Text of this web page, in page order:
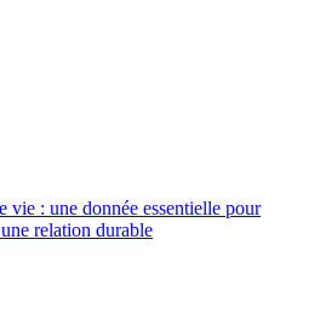
vie : une donnée essentielle pour
relation durable